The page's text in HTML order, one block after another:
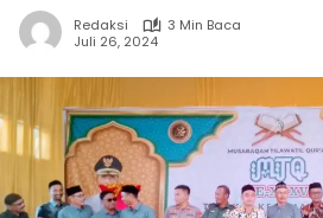
Redaksi
3 Min Baca
Juli 26, 2024